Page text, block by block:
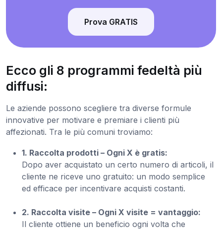
Prova GRATIS
Ecco gli 8 programmi fedeltà più
diffusi:
Le aziende possono scegliere tra diverse formule
innovative per motivare e premiare i clienti più
affezionati. Tra le più comuni troviamo:
1. Raccolta prodotti – Ogni X è gratis:
Dopo aver acquistato un certo numero di articoli, il
cliente ne riceve uno gratuito: un modo semplice
ed efficace per incentivare acquisti costanti.
2. Raccolta visite – Ogni X visite = vantaggio:
Il cliente ottiene un beneficio ogni volta che